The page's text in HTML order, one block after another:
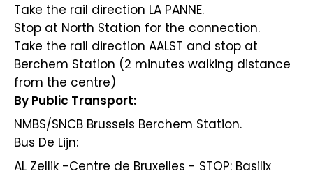
Take the rail direction LA PANNE.
Stop at North Station for the connection.
Take the rail direction AALST and stop at
Berchem Station (2 minutes walking distance
from the centre)
By Public Transport:
NMBS/SNCB Brussels Berchem Station.
Bus De Lijn:
AL Zellik -Centre de Bruxelles - STOP: Basilix